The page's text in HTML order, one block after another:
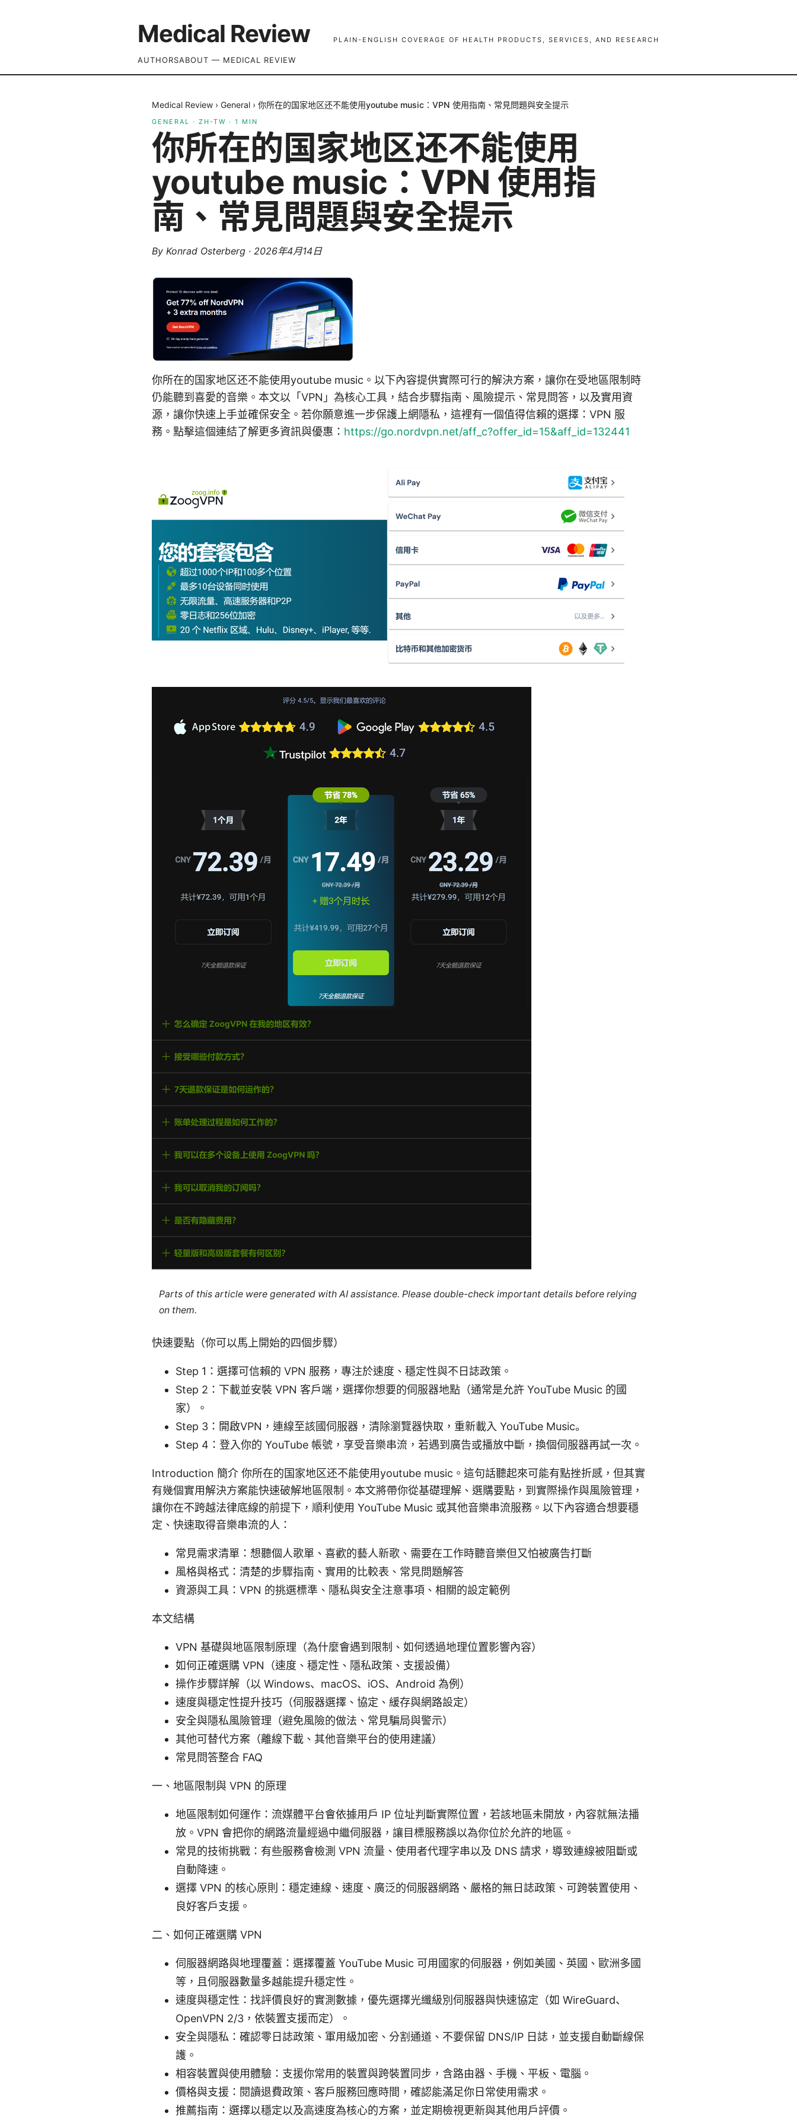
Medical Review PLAIN-ENGLISH COVERAGE OF HEALTH PRODUCTS, SERVICES, AND RESEARCH
AUTHORSABOUT — MEDICAL REVIEW
Medical Review › General › 你所在的国家地区还不能使用youtube music：VPN 使用指南、常見問題與安全提示
GENERAL · ZH-TW · 1 MIN
你所在的国家地区还不能使用
youtube music：VPN 使用指
南、常見問題與安全提示
By Konrad Osterberg · 2026年4月14日
你所在的国家地区还不能使用youtube music。以下內容提供實際可行的解決方案，讓你在受地區限制時
仍能聽到喜愛的音樂。本文以「VPN」為核心工具，結合步驟指南、風險提示、常見問答，以及實用資
源，讓你快速上手並確保安全。若你願意進一步保護上網隱私，這裡有一個值得信賴的選擇：VPN 服
務。點擊這個連結了解更多資訊與優惠： https://go.nordvpn.net/aff_c?offer_id=15&aff_id=132441
Parts of this article were generated with AI assistance. Please double-check important details before relying
on them.
快速要點（你可以馬上開始的四個步驟）
Step 1：選擇可信賴的 VPN 服務，專注於速度、穩定性與不日誌政策。
Step 2：下載並安裝 VPN 客戶端，選擇你想要的伺服器地點（通常是允許 YouTube Music 的國
家）。
Step 3：開啟VPN，連線至該國伺服器，清除瀏覽器快取，重新載入 YouTube Music。
Step 4：登入你的 YouTube 帳號，享受音樂串流，若遇到廣告或播放中斷，換個伺服器再試一次。
Introduction 簡介 你所在的国家地区还不能使用youtube music。這句話聽起來可能有點挫折感，但其實
有幾個實用解決方案能快速破解地區限制。本文將帶你從基礎理解、選購要點，到實際操作與風險管理，
讓你在不跨越法律底線的前提下，順利使用 YouTube Music 或其他音樂串流服務。以下內容適合想要穩
定、快速取得音樂串流的人：
常見需求清單：想聽個人歌單、喜歡的藝人新歌、需要在工作時聽音樂但又怕被廣告打斷
風格與格式：清楚的步驟指南、實用的比較表、常見問題解答
資源與工具：VPN 的挑選標準、隱私與安全注意事項、相關的設定範例
本文結構
VPN 基礎與地區限制原理（為什麼會遇到限制、如何透過地理位置影響內容）
如何正確選購 VPN（速度、穩定性、隱私政策、支援設備）
操作步驟詳解（以 Windows、macOS、iOS、Android 為例）
速度與穩定性提升技巧（伺服器選擇、協定、緩存與網路設定）
安全與隱私風險管理（避免風險的做法、常見騙局與警示）
其他可替代方案（離線下載、其他音樂平台的使用建議）
常見問答整合 FAQ
一、地區限制與 VPN 的原理
地區限制如何運作：流媒體平台會依據用戶 IP 位址判斷實際位置，若該地區未開放，內容就無法播
放。VPN 會把你的網路流量經過中繼伺服器，讓目標服務誤以為你位於允許的地區。
常見的技術挑戰：有些服務會檢測 VPN 流量、使用者代理字串以及 DNS 請求，導致連線被阻斷或
自動降速。
選擇 VPN 的核心原則：穩定連線、速度、廣泛的伺服器網路、嚴格的無日誌政策、可跨裝置使用、
良好客戶支援。
二、如何正確選購 VPN
伺服器網路與地理覆蓋：選擇覆蓋 YouTube Music 可用國家的伺服器，例如美國、英國、歐洲多國
等，且伺服器數量多越能提升穩定性。
速度與穩定性：找評價良好的實測數據，優先選擇光纖級別伺服器與快速協定（如 WireGuard、
OpenVPN 2/3，依裝置支援而定）。
安全與隱私：確認零日誌政策、軍用級加密、分割通道、不要保留 DNS/IP 日誌，並支援自動斷線保
護。
相容裝置與使用體驗：支援你常用的裝置與跨裝置同步，含路由器、手機、平板、電腦。
價格與支援：閱讀退費政策、客戶服務回應時間，確認能滿足你日常使用需求。
推薦指南：選擇以穩定以及高速度為核心的方案，並定期檢視更新與其他用戶評價。